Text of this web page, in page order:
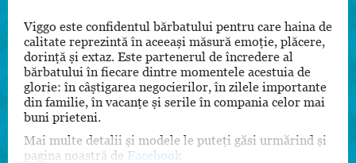
Viggo este confidentul bărbatului pentru care haina de
calitate reprezintă în aceeaşi măsură emoţie, plăcere,
dorinţă şi extaz. Este partenerul de încredere al
bărbatului în fiecare dintre momentele acestuia de
glorie: în câştigarea negocierilor, în zilele importante
din familie, în vacanţe şi serile în compania celor mai
buni prieteni.
Mai multe detalii și modele le puteți găsi urmărind și
pagina noastră de Facebook